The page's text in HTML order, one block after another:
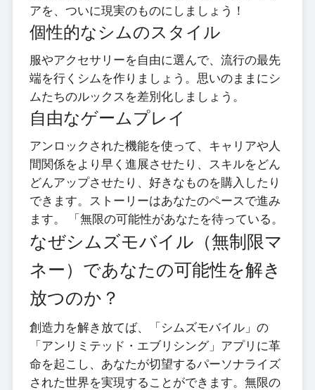
アを、ついに現実のものにしましょう！
個性的なシムのスタイル
服やアクセサリーを自由に選んで、流行の最先
端を行くシムを作りましょう。思いのままにシ
ムたちのルックスを差別化しましょう。
自由なゲームプレイ
アンロックされた機能を使って、キャリアや人
間関係をより早く進展させたり、スキルをどん
どんアップさせたり、好きなものを購入したり
できます。ストーリーはあなたのペースで進み
ます。 「無限の可能性があなたを待っている。
なぜシムズモバイル（無制限マ
ネー）であなたの可能性を解き
放つのか？
創造力を解き放てば、「シムズモバイル」の
「アンリミテッド・エブリシング」アプリに革
命を起こし、あなたが切望するパーソナライズ
された世界を実現することができます。無限の